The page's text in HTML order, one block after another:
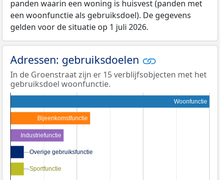
panden waarin een woning is huisvest (panden met
een woonfunctie als gebruiksdoel). De gegevens
gelden voor de situatie op 1 juli 2026.
Adressen: gebruiksdoelen
In de Groenstraat zijn er 15 verblijfsobjecten met het
gebruiksdoel woonfunctie.
Woonfunctie
Bijeenkomstfunctie
Industriefunctie
Overige gebruiksfunctie
Overige gebruiksfunctie
Sportfunctie
Sportfunctie